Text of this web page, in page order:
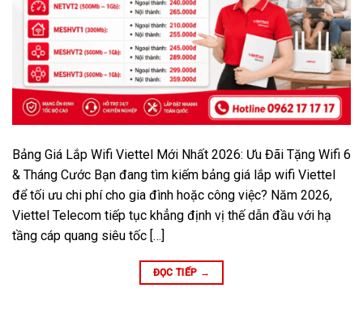
Bảng Giá Lắp Wifi Viettel Mới Nhất 2026: Ưu Đãi Tặng Wifi 6
& Tháng Cước Bạn đang tìm kiếm bảng giá lắp wifi Viettel
để tối ưu chi phí cho gia đình hoặc công việc? Năm 2026,
Viettel Telecom tiếp tục khẳng định vị thế dẫn đầu với hạ
tầng cáp quang siêu tốc […]
ĐỌC TIẾP →